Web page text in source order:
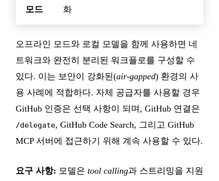
모드
화
오프라인 모드와 로컬 모델을 함께 사용하면 네
트워크와 완전히 분리된 워크플로를 구성할 수
있다. 이는 보안이 강화된(air-gapped) 환경의 사
용 사례에 적합하다. 자체 공급자를 사용할 경우
GitHub 인증은 선택 사항이 되며, GitHub 연결은
/delegate, GitHub Code Search, 그리고 GitHub
MCP 서버에 접근하기 위해 계속 사용할 수 있다.
요구 사항: 모델은 tool calling과 스트리밍을 지원